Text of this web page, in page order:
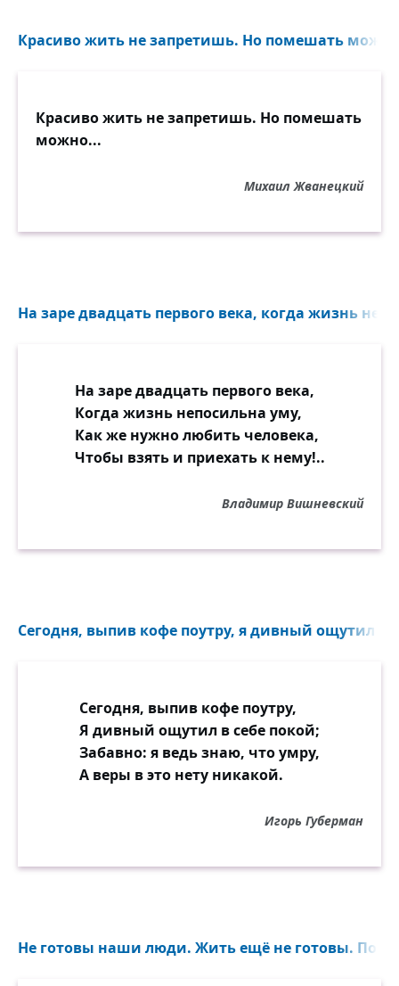
Красиво жить не запретишь. Но помешать
Красиво жить не запретишь. Но помешать
можно...
Михаил Жванецкий
На заре двадцать первого века, когда жизнь
На заре двадцать первого века,
Когда жизнь непосильна уму,
Как же нужно любить человека,
Чтобы взять и приехать к нему!..
Владимир Вишневский
Сегодня, выпив кофе поутру, я дивный ощутил в
Сегодня, выпив кофе поутру,
Я дивный ощутил в себе покой;
Забавно: я ведь знаю, что умру,
А веры в это нету никакой.
Игорь Губерман
Не готовы наши люди. Жить ещё не готовы.